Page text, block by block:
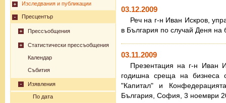
Изследвания и публикации
Пресцентър
Прессъобщения
Статистически прессъобщения
Календар
Събития
Изявления
По дата
03.12.2009
Реч на г-н Иван Искров,
в България по случай Деня
03.11.2009
Презентация на г-н Иван
годишна среща на бизнеса с
"Капитал" и
България, София, 3 ноември